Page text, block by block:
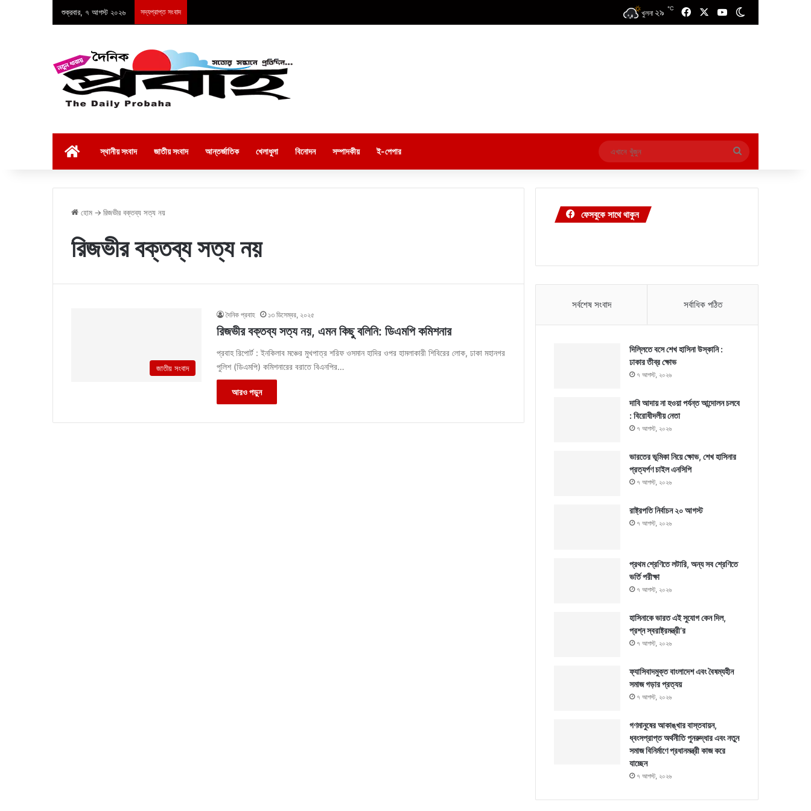
শুক্রবার, ৭ আগস্ট ২০২৬ সদ্যপ্রাপ্ত সংবাদ খুলনা ২৯ ℃ FacebookYouTube
স্থানীয় সংবাদ জাতীয় সংবাদ আন্তর্জাতিক খেলাধুলা বিনোদন সম্পাদকীয় ই-পেপার
এখানে
খুঁজুন
হোম → রিজভীর বক্তব্য সত্য নয়
রিজভীর বক্তব্য সত্য নয়
জাতীয় সংবাদ
দৈনিক প্রবাহ ১৩ ডিসেম্বর, ২০২৫
রিজভীর বক্তব্য সত্য নয়, এমন কিছু বলিনি: ডিএমপি কমিশনার
প্রবাহ রিপোর্ট : ইনকিলাব মঞ্চের মুখপাত্র শরিফ ওসমান হাদির ওপর হামলাকারী শিবিরের লোক, ঢাকা মহানগর
পুলিশ (ডিএমপি) কমিশনারের বরাতে বিএনপির…
আরও পড়ুন
ফেসবুকে সাথে থাকুন
সর্বশেষ সংবাদ সর্বাধিক পঠিত
দিল্লিতে বসে শেখ হাসিনা উস্কানি :
ঢাকার তীব্র ক্ষোভ
৭ আগস্ট, ২০২৬
দাবি আদায় না হওয়া পর্যন্ত আন্দোলন চলবে
: বিরোধীদলীয় নেতা
৭ আগস্ট, ২০২৬
ভারতের ভূমিকা নিয়ে ক্ষোভ, শেখ হাসিনার
প্রত্যর্পণ চাইল এনসিপি
৭ আগস্ট, ২০২৬
রাষ্ট্রপতি নির্বাচন ২০ আগস্ট
৭ আগস্ট, ২০২৬
প্রথম শ্রেণিতে লটারি, অন্য সব শ্রেণিতে
ভর্তি পরীক্ষা
৭ আগস্ট, ২০২৬
হাসিনাকে ভারত এই সুযোগ কেন দিল,
প্রশ্ন স্বরাষ্ট্রমন্ত্রী’র
৭ আগস্ট, ২০২৬
ফ্যাসিবাদমুক্ত বাংলাদেশ এবং বৈষম্যহীন
সমাজ গড়ার প্রত্যয়
৭ আগস্ট, ২০২৬
গণমানুষের আকাঙ্খার বাস্তবায়ন,
ধ্বংসপ্রাপ্ত অর্থনীতি পুনরুদ্ধার এবং নতুন
সমাজ বিনির্মাণে প্রধানমন্ত্রী কাজ করে
যাচ্ছেন
৭ আগস্ট, ২০২৬